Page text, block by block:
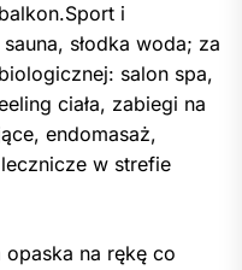
i
słodka woda; za
salon spa,
ciała, zabiegi na
endomasaż,
w strefie
na rękę co